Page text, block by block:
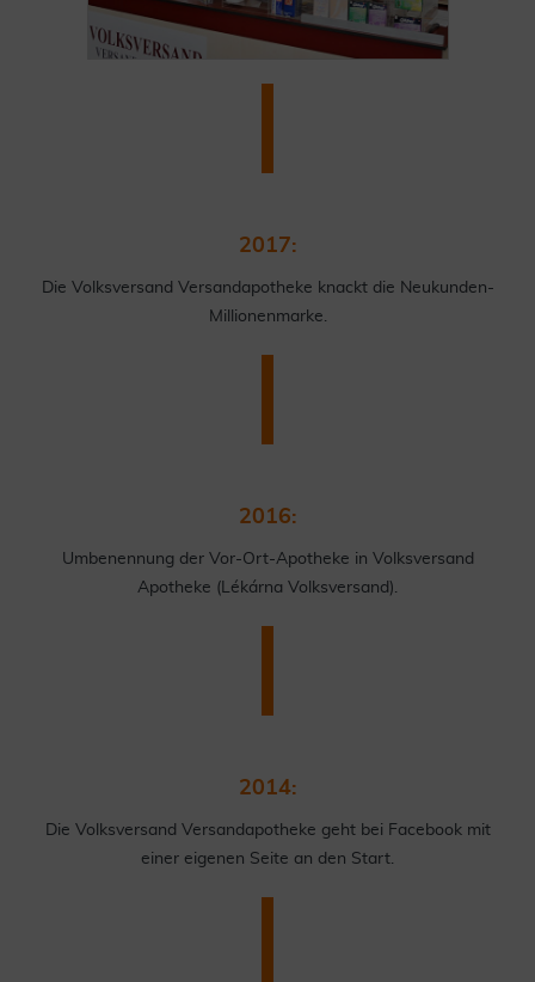
2017:
Die Volksversand Versandapotheke knackt die Neukunden-
Millionenmarke.
2016:
Umbenennung der Vor-Ort-Apotheke in Volksversand
Apotheke (Lékárna Volksversand).
2014:
Die Volksversand Versandapotheke geht bei Facebook mit
einer eigenen Seite an den Start.